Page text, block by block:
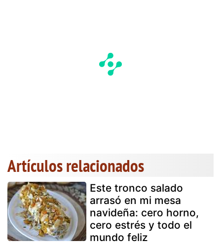
Artículos relacionados
Este tronco salado
arrasó en mi mesa
navideña: cero horno,
cero estrés y todo el
mundo feliz